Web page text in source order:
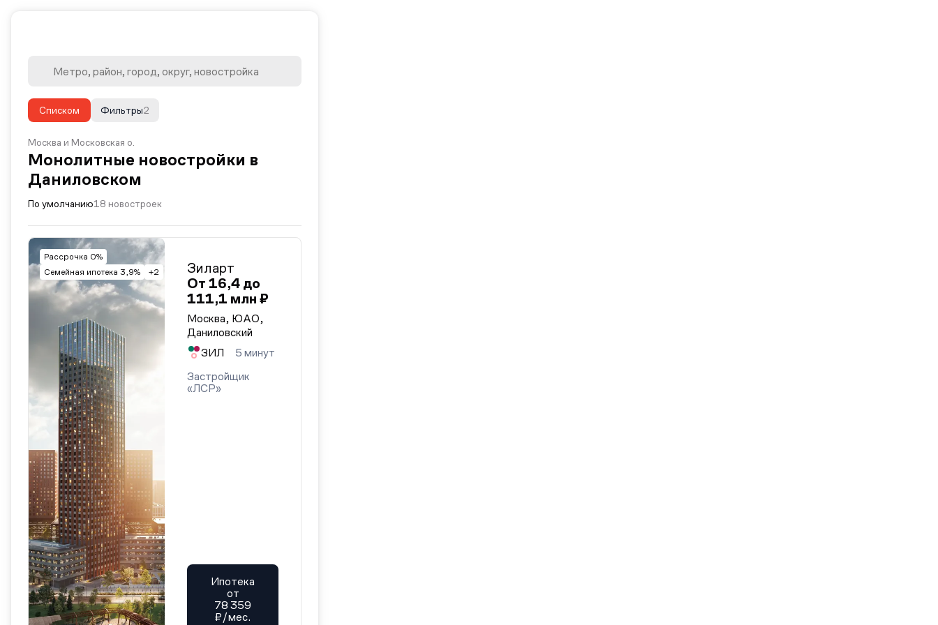
Списком 2
Фильтры
Москва и Московская о.
Монолитные новостройки в
Даниловском
По умолчанию18 новостроек
Рассрочка 0%
Семейная ипотека 3,9%
+2
Зиларт
От 16,4 до
111,1 млн ₽
Москва, ЮАО,
Даниловский
ЗИЛ
5 минут
Застройщик
«ЛСР»
Ипотека
от
78 359
₽/мес.